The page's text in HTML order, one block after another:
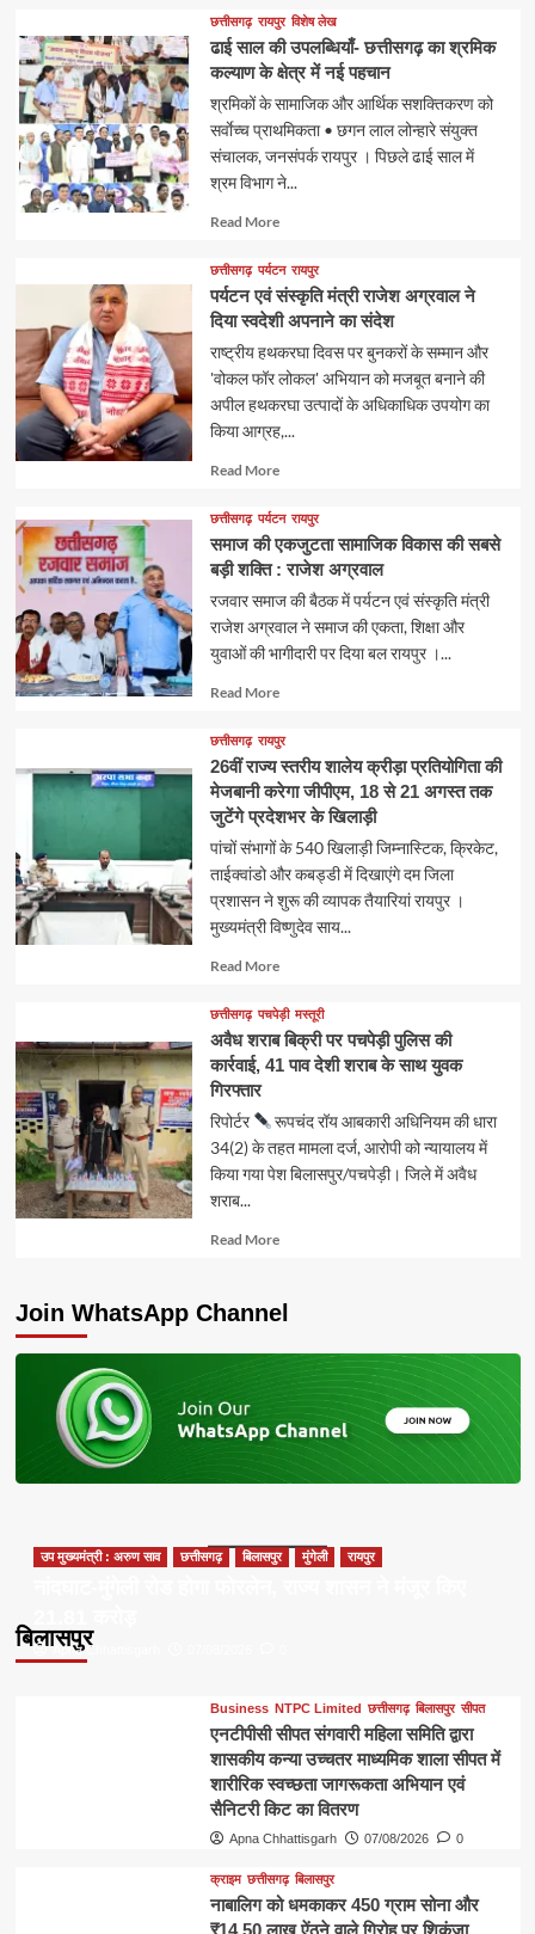
छत्तीसगढ़ रायपुर विशेष लेख
ढाई साल की उपलब्धियाँ- छत्तीसगढ़ का श्रमिक
कल्याण के क्षेत्र में नई पहचान
श्रमिकों के सामाजिक और आर्थिक सशक्तिकरण को
सर्वाेच्च प्राथमिकता • छगन लाल लोन्हारे संयुक्त
संचालक, जनसंपर्क रायपुर । पिछले ढाई साल में
श्रम विभाग ने...
Read MoreRead
about
छत्तीसगढ़ पर्यटन रायपुर
पर्यटन एवं संस्कृति मंत्री राजेश अग्रवाल ने
दिया स्वदेशी अपनाने का संदेश
राष्ट्रीय हथकरघा दिवस पर बुनकरों के सम्मान और
'वोकल फॉर लोकल' अभियान को मजबूत बनाने की
अपील हथकरघा उत्पादों के अधिकाधिक उपयोग का
किया आग्रह,...
Read MoreRead
about
छत्तीसगढ़ पर्यटन रायपुर
समाज की एकजुटता सामाजिक विकास की सबसे
बड़ी शक्ति : राजेश अग्रवाल
रजवार समाज की बैठक में पर्यटन एवं संस्कृति मंत्री
राजेश अग्रवाल ने समाज की एकता, शिक्षा और
युवाओं की भागीदारी पर दिया बल रायपुर ।...
Read MoreRead
about
छत्तीसगढ़ रायपुर
26वीं राज्य स्तरीय शालेय क्रीड़ा प्रतियोगिता की
मेजबानी करेगा जीपीएम, 18 से 21 अगस्त तक
जुटेंगे प्रदेशभर के खिलाड़ी
पांचों संभागों के 540 खिलाड़ी जिम्नास्टिक, क्रिकेट,
ताईक्वांडो और कबड्डी में दिखाएंगे दम जिला
प्रशासन ने शुरू की व्यापक तैयारियां रायपुर ।
मुख्यमंत्री विष्णुदेव साय...
Read MoreRead
about
छत्तीसगढ़ पचपेड़ी मस्तूरी
अवैध शराब बिक्री पर पचपेड़ी पुलिस की
कार्रवाई, 41 पाव देशी शराब के साथ युवक
गिरफ्तार
रिपोर्टर
रूपचंद रॉय आबकारी अधिनियम की धारा
34(2) के तहत मामला दर्ज, आरोपी को न्यायालय में
किया गया पेश बिलासपुर/पचपेड़ी। जिले में अवैध
शराब...
Read MoreRead
Join WhatsApp Channel
बिलासपुर
उप मुख्यमंत्री : अरुण साव छत्तीसगढ़ बिलासपुर मुंगेली रायपुर
Apna Chhattisgarh
Business NTPC Limited छत्तीसगढ़ बिलासपुर सीपत
एनटीपीसी सीपत संगवारी महिला समिति द्वारा
शासकीय कन्या उच्चतर माध्यमिक शाला सीपत में
शारीरिक स्वच्छता जागरूकता अभियान एवं
सैनिटरी किट का वितरण
Apna Chhattisgarh 07/08/2026 0
क्राइम छत्तीसगढ़ बिलासपुर
नाबालिग को धमकाकर 450 ग्राम सोना और
₹14.50 लाख ऐंठने वाले गिरोह पर शिकंजा